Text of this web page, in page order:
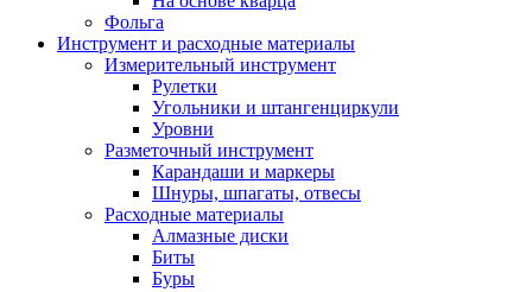
Фольга
Инструмент и расходные материалы
Измерительный инструмент
Рулетки
Угольники и штангенциркули
Уровни
Разметочный инструмент
Карандаши и маркеры
Шнуры, шпагаты, отвесы
Расходные материалы
Алмазные диски
Биты
Буры